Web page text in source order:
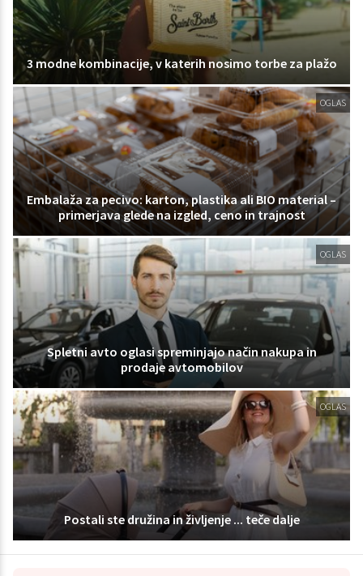
3 modne kombinacije, v katerih nosimo torbe za plažo
OGLAS
Embalaža za pecivo: karton, plastika ali BIO material –
primerjava glede na izgled, ceno in trajnost
OGLAS
Spletni avto oglasi spreminjajo način nakupa in
prodaje avtomobilov
OGLAS
Postali ste družina in življenje ... teče dalje